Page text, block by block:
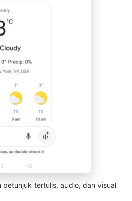
petunjuk tertulis, audio, dan visual